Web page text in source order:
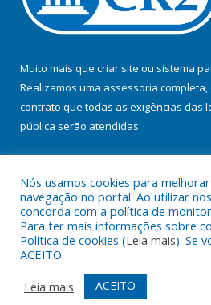
Muito mais que criar site ou sistema
Realizamos uma assessoria
contrato que todas as exigências das
pública serão atendidas.
Todos os direitos reservados a
Mapa do Site
Acessar Área
Acessar Webmail
Nós usamos cookies para
navegação no portal. Ao utilizar
concorda com a política de
Para ter mais informações sobre
Política de cookies (Leia mais). Se
ACEITO.
Leia mais
ACEITO